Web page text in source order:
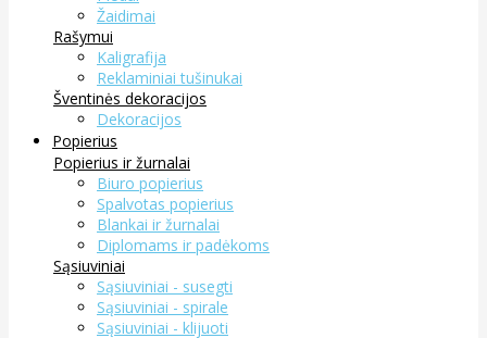
Žaidimai
Rašymui
Kaligrafija
Reklaminiai tušinukai
Šventinės dekoracijos
Dekoracijos
Popierius
Popierius ir žurnalai
Biuro popierius
Spalvotas popierius
Blankai ir žurnalai
Diplomams ir padėkoms
Sąsiuviniai
Sąsiuviniai - susegti
Sąsiuviniai - spirale
Sąsiuviniai - klijuoti